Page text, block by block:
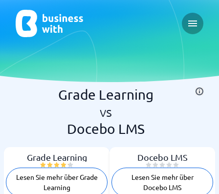
Open
Grade Learning
vs
Docebo LMS
Grade Learning
Lesen Sie mehr über Grade
Learning
Docebo LMS
Lesen Sie mehr über
Docebo LMS